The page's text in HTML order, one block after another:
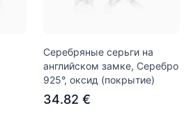
Серебряные серьги на
английском замке, Серебро
925°, оксид (покрытие)
34.82 €